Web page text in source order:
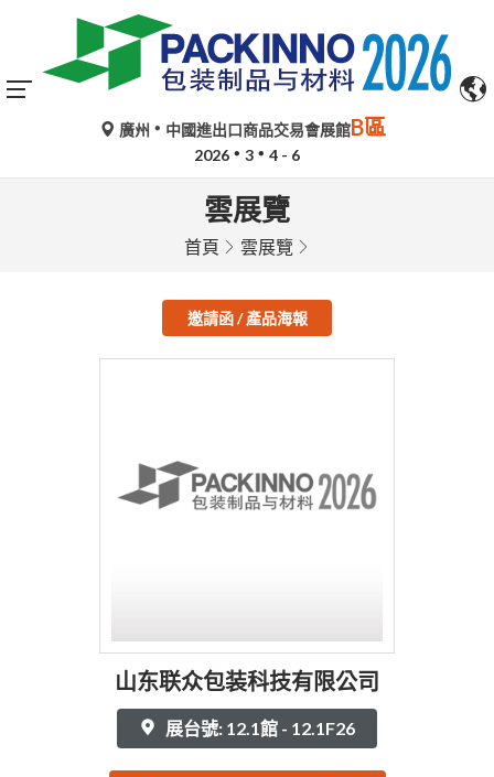
廣州 中國進出口商品交易會展館B區
2026 3 4 - 6
雲展覽
首頁 雲展覽
邀請函 / 產品海報
山东联众包装科技有限公司
展台號: 12.1館 - 12.1F26